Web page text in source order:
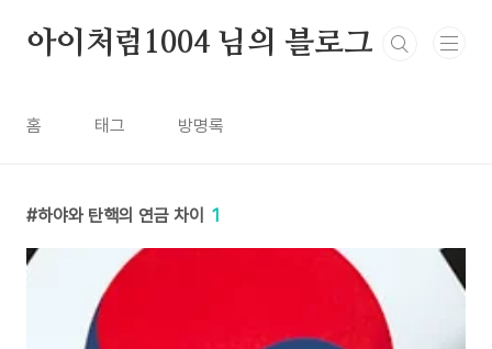
아이처럼1004 님의 블로그
홈 태그 방명록
하야와 탄핵의 연금 차이 1